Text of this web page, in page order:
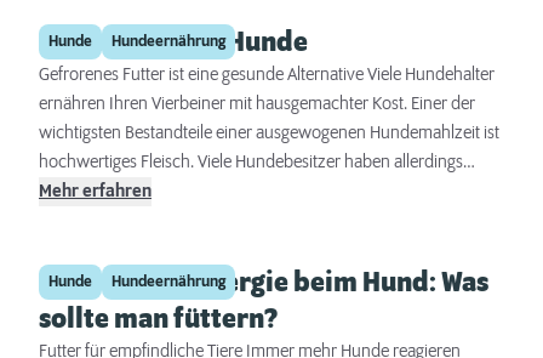
Hunde Hundeernährung
Frostfutter für Hunde
Gefrorenes Futter ist eine gesunde Alternative Viele Hundehalter
ernähren Ihren Vierbeiner mit hausgemachter Kost. Einer der
wichtigsten Bestandteile einer ausgewogenen Hundemahlzeit ist
hochwertiges Fleisch. Viele Hundebesitzer haben allerdings
häufig nicht die Möglichkeit, frisches Fleisch direkt beim Erzeuger
haltbar, praktisch portioniert und in vielen verschiedenen Sorten
erhältlich.
Mehr erfahren
Hunde Hundeernährung
Futtermittelallergie beim Hund: Was
sollte man füttern?
Futter für empfindliche Tiere Immer mehr Hunde reagieren